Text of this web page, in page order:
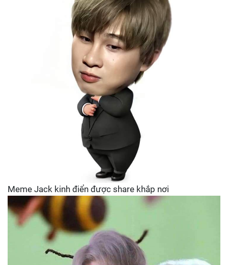
Meme Jack kinh điển được share khắp nơi